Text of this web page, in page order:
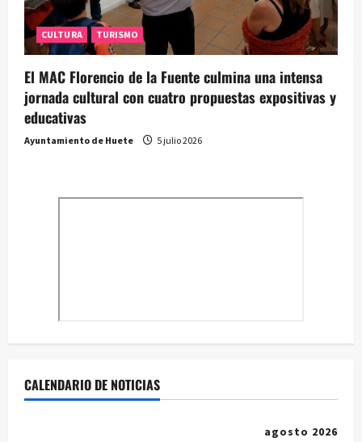
CULTURA TURISMO
El MAC Florencio de la Fuente culmina una intensa
jornada cultural con cuatro propuestas expositivas y
educativas
Ayuntamiento de Huete 5 julio 2026
CALENDARIO DE NOTICIAS
agosto 2026